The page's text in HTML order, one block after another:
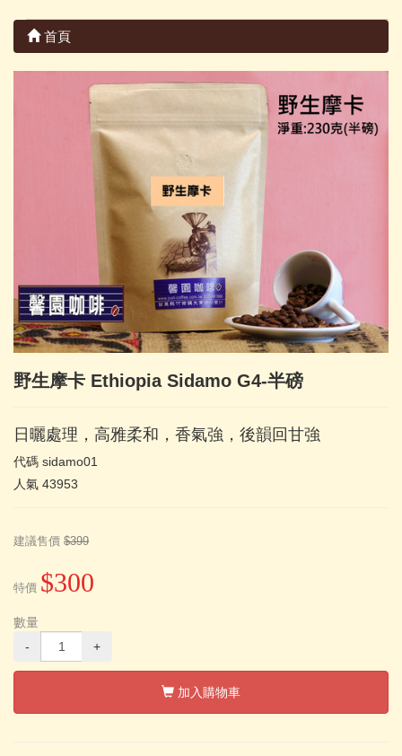
首頁
野生摩卡 Ethiopia Sidamo G4-半磅
日曬處理，高雅柔和，香氣強，後韻回甘強
代碼 sidamo01
人氣 43953
建議售價 $399
特價 $300
數量
-
+
加入購物車